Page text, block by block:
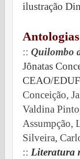
ilustração
:: Quilombo
Jônatas
CEAO/
Conceição,
Valdina
Assumpção,
Silveira,
:: Literatura